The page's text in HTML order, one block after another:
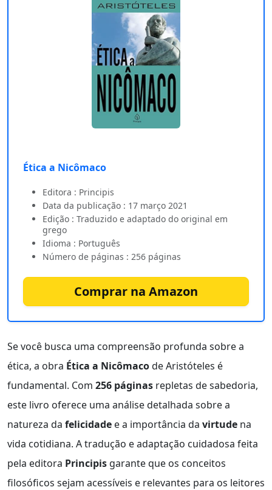
Ética a Nicômaco
Editora : Principis
Data da publicação : 17 março 2021
Edição : Traduzido e adaptado do original em
grego
Idioma : Português
Número de páginas : 256 páginas
Comprar na Amazon
Se você busca uma compreensão profunda sobre a
ética, a obra Ética a Nicômacode Aristóteles é
fundamental. Com 256 páginas repletas de sabedoria,
este livro oferece uma análise detalhada sobre a
natureza da felicidade e a importância da virtude na
vida cotidiana. A tradução e adaptação cuidadosa feita
pela editora Principis garante que os conceitos
filosóficos sejam acessíveis e relevantes para os leitores